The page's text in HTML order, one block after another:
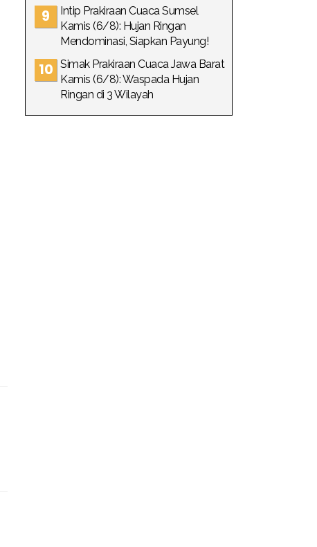
Intip Prakiraan Cuaca Sumsel
Kamis (6/8): Hujan Ringan
Mendominasi, Siapkan Payung!
Simak Prakiraan Cuaca Jawa Barat
Kamis (6/8): Waspada Hujan
Ringan di 3 Wilayah